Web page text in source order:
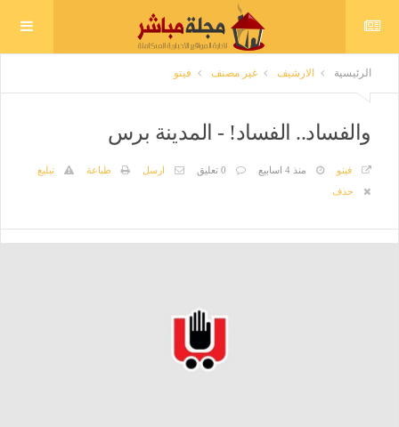
الرئيسية الارشيف غير مصنف فيتو
والفساد.. الفساد! - المدينة برس
فيتو منذ 4 اسابيع 0 تعليق ارسل طباعة
تبليغ
حذف